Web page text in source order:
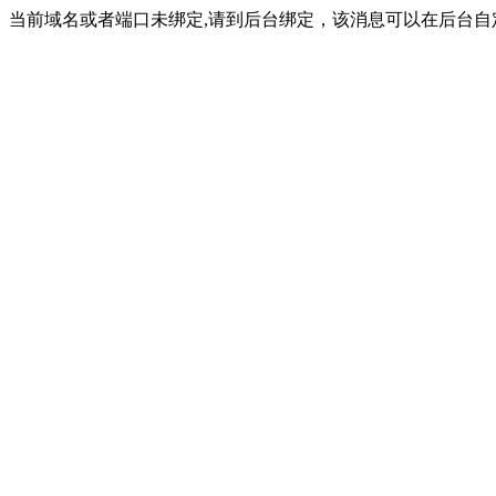
当前域名或者端口未绑定,请到后台绑定，该消息可以在后台自